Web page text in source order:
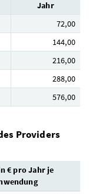
Jahr
72,00
144,00
216,00
288,00
576,00
Providers
€ pro Jahr je